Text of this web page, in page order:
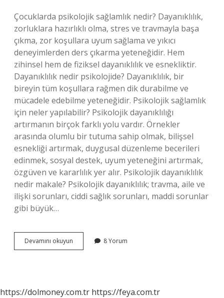
Çocuklarda psikolojik sağlamlık nedir? Dayanıklılık,
zorluklara hazırlıklı olma, stres ve travmayla başa
çıkma, zor koşullara uyum sağlama ve yıkıcı
deneyimlerden ders çıkarma yeteneğidir. Hem
zihinsel hem de fiziksel dayanıklılık ve esnekliktir.
Dayanıklılık nedir psikolojide? Dayanıklılık, bir
bireyin tüm koşullara rağmen dik durabilme ve
mücadele edebilme yeteneğidir. Psikolojik sağlamlık
için neler yapılabilir? Psikolojik dayanıklılığı
artırmanın birçok farklı yolu vardır. Örnekler
arasında olumlu bir tutuma sahip olmak, bilişsel
esnekliği artırmak, duygusal düzenleme becerileri
edinmek, sosyal destek, uyum yeteneğini artırmak,
özgüven ve kararlılık yer alır. Psikolojik dayanıklılık
nedir makale? Psikolojik dayanıklılık; travma, aile ve
ilişki sorunları, ciddi sağlık sorunları, maddi sorunlar
gibi büyük…
Devamını okuyun Psikolojik
Sağlamlık
8 Yorum
https://dolmoney.com.tr https://feya.com.tr